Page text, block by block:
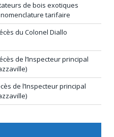
de bois exotiques
tarifaire
du Colonel Diallo
de l’Inspecteur principal
de l’Inspecteur principal